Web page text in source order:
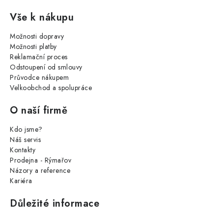
Vše k nákupu
Možnosti dopravy
Možnosti platby
Reklamační proces
Odstoupení od smlouvy
Průvodce nákupem
Velkoobchod a spolupráce
O naší firmě
Kdo jsme?
Náš servis
Kontakty
Prodejna - Rýmařov
Názory a reference
Kariéra
Důležité informace